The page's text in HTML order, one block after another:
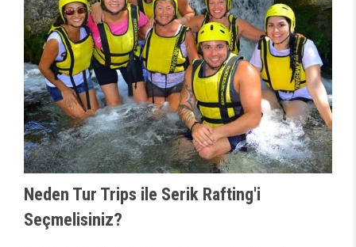
Neden Tur Trips ile Serik Rafting'i
Seçmelisiniz?